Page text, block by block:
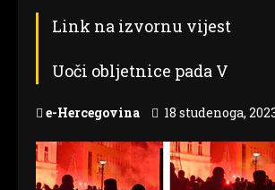
Link na izvornu vijest
Uoči obljetnice pada V
e-Hercegovina 18 studenoga,